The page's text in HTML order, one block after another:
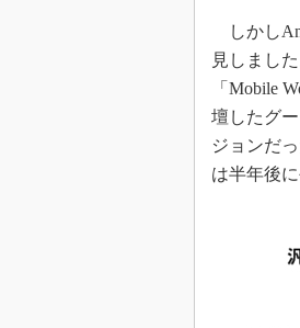
しかし
見しまし
「Mobile
壇したグ
ジョンだ
は半年後